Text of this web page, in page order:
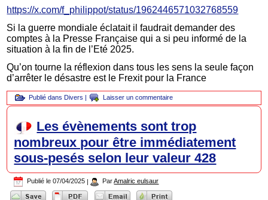
https://x.com/f_philippot/status/1962446571032768559
Si la guerre mondiale éclatait il faudrait demander des
comptes à la Presse Française qui a si peu informé de la
situation à la fin de l’Eté 2025.
Qu’on tourne la réflexion dans tous les sens la seule façon
d’arrêter le désastre est le Frexit pour la France
Publié dans Divers Laisser un commentaire
Les évènements sont trop
nombreux pour être immédiatement
sous-pesés selon leur valeur 428
Publié le 07/04/2025 | Par Amalric eulsaur